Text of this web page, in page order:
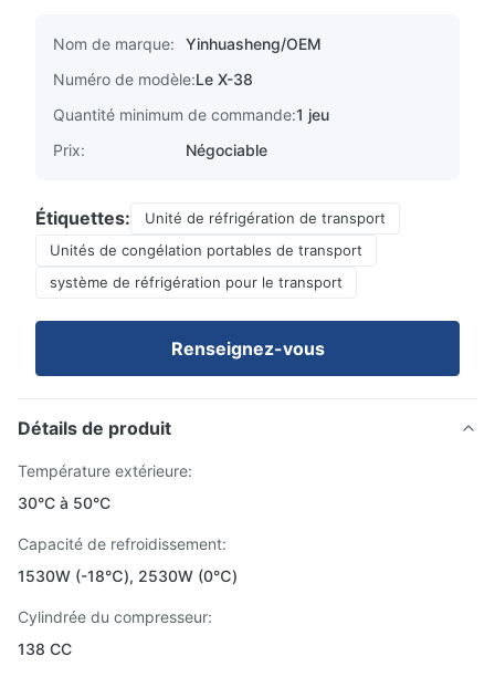
Nom de marque:
Yinhuasheng/OEM
Numéro de modèle:Le X-38
Quantité minimum de commande:1 jeu
Prix:
Négociable
Étiquettes:
Unité de réfrigération de transport
Unités de congélation portables de transport
système de réfrigération pour le transport
Renseignez-vous
Détails de produit
Température extérieure:
30°C à 50°C
Capacité de refroidissement:
1530W (-18℃), 2530W (0℃)
Cylindrée du compresseur:
138 CC